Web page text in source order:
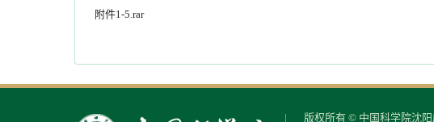
附件1-5.rar
版权所有 © 中国科学院沈